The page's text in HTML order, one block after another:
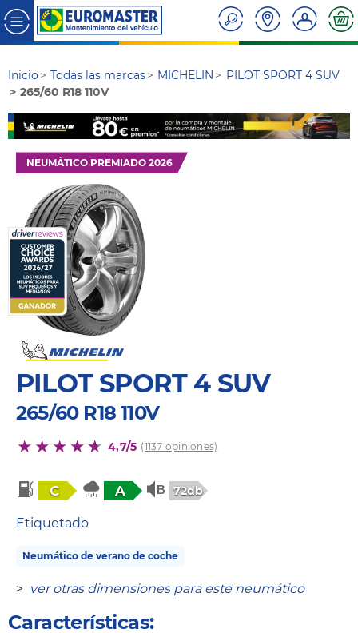
Inicio Todas las marcas MICHELIN
PILOT SPORT 4 SUV
265/60 R18 110V
NEUMÁTICO PREMIADO 2026
PILOT SPORT 4 SUV
265/60 R18 110V
4,7/5 (1137 opiniones)
C A 72db
Etiquetado
Neumático de verano de coche
> ver otras dimensiones para este neumático
Características: